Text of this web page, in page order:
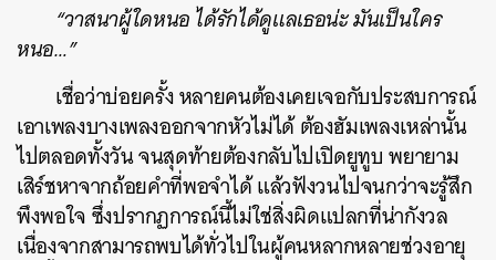
“วาสนาผู้ใดหนอ ได้รักได้ดูแลเธอน่ะ มันเป็นใคร
หนอ…”
เชื่อว่าบ่อยครั้ง หลายคนต้องเคยเจอกับประสบการณ์
เอาเพลงบางเพลงออกจากหัวไม่ได้ ต้องฮัมเพลงเหล่านั้น
ไปตลอดทั้งวัน จนสุดท้ายต้องกลับไปเปิดยูทูบ พยายาม
เสิร์ชหาจากถ้อยคำที่พอจำได้ แล้วฟังวนไปจนกว่าจะรู้สึก
พึงพอใจ ซึ่งปรากฏการณ์นี้ไม่ใช่สิ่งผิดแปลกที่น่ากังวล
เนื่องจากสามารถพบได้ทั่วไปในผู้คนหลากหลายช่วงอายุ